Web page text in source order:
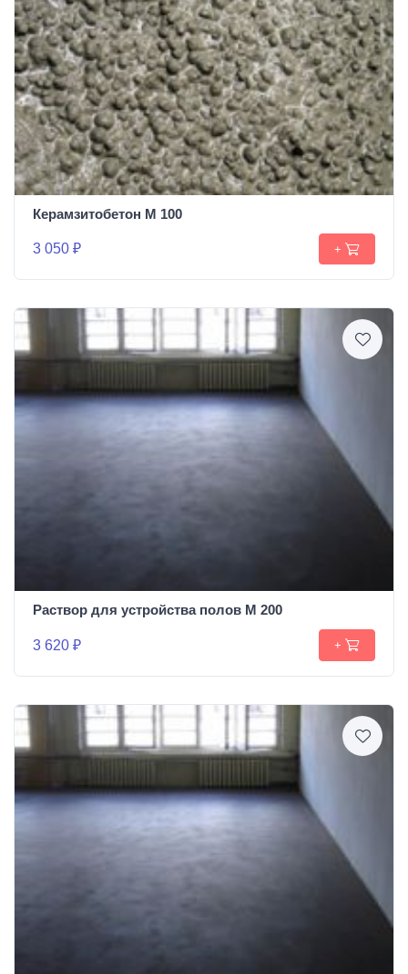
Керамзитобетон М 100
3 050 ₽ +
Раствор для устройства полов М 200
3 620 ₽ +